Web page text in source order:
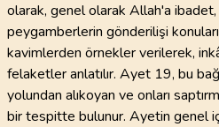
olarak, genel olarak Allah'a ibadet,
peygamberlerin gönderilişi
kavimlerden örnekler verilerek,
felaketler anlatılır. Ayet 19, bu
yolundan alıkoyan ve onları
bir tespitte bulunur. Ayetin genel